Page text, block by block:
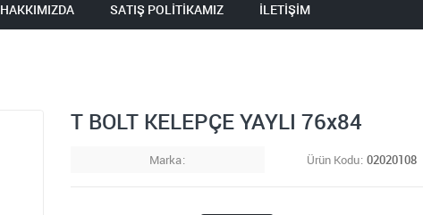
HAKKIMIZDA SATIŞ POLİTİKAMIZ İLETİŞİM
T BOLT KELEPÇE YAYLI 76x84
Marka Ürün Kodu 02020108